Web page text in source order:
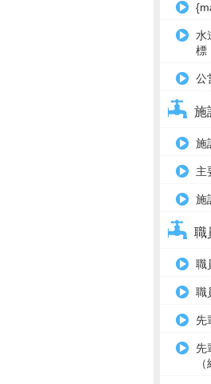
水
標
公
施
施
主
施
職
職
職
先
先